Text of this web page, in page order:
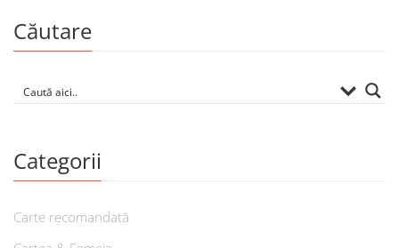
Căutare
Categorii
Carte recomandată